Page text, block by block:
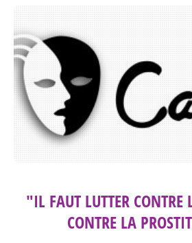
"IL FAUT LUTTER CONTRE
CONTRE LA